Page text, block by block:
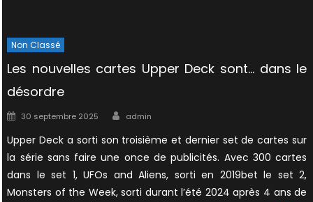
Non Classé
Les nouvelles cartes Upper Deck sont… dans le
désordre
Posted
30 septembre 2025 Author
admin
Upper Deck a sorti son troisième et dernier set de cartes sur
la série sans faire une once de publicités. Avec 300 cartes
dans le set 1, UFOs and Aliens, sorti en 2019bet le set 2,
Monsters of the Week, sorti durant l’été 2024 après 4 ans de